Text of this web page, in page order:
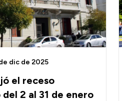
el receso
2 al 31 de enero
dic de 2025